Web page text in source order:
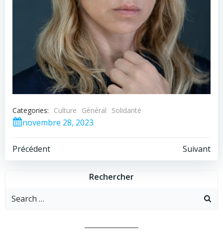
Categories: Culture Général Solidarité
novembre 28, 2023
Post
navigation
Précédent
Post
navigation
Suivant
Rechercher
Search